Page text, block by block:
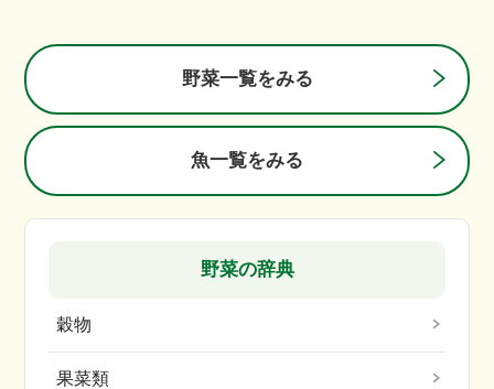
野菜一覧をみる
魚一覧をみる
野菜の辞典
穀物
果菜類